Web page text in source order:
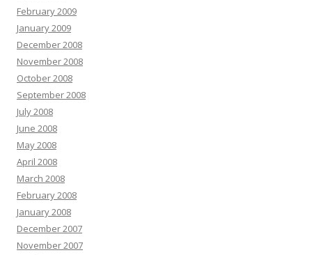
February 2009
January 2009
December 2008
November 2008
October 2008
September 2008
July 2008
June 2008
May 2008
April 2008
March 2008
February 2008
January 2008
December 2007
November 2007